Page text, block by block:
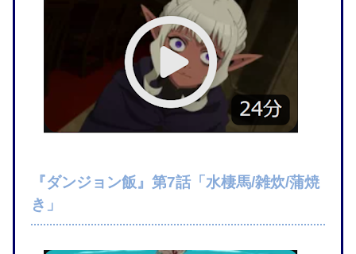
『ダンジョン飯』第7話「水棲馬/雑炊/蒲焼
き」